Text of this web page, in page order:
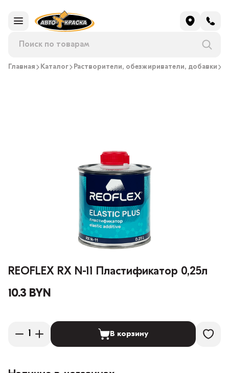
Главная Каталог Растворители, обезжириватели, добавки
REOFLEX RX N-11 Пластификатор 0,25л
10.3 BYN
В корзину